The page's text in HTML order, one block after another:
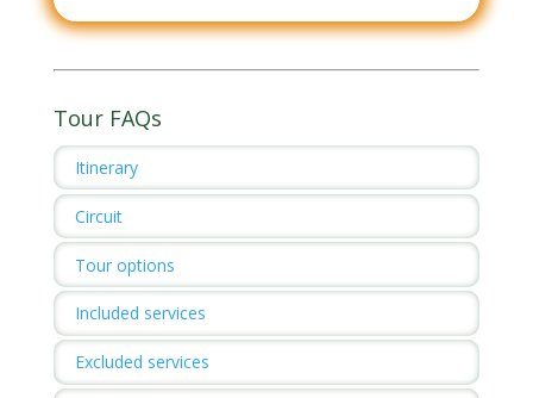
Tour FAQs
Itinerary
Circuit
Tour options
Included services
Excluded services